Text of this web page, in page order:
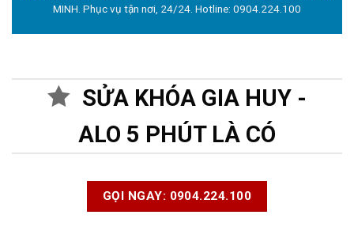
MINH. Phục vụ tận nơi, 24/24. Hotline: 0904.224.100
SỬA KHÓA GIA HUY -
ALO 5 PHÚT LÀ CÓ
GỌI NGAY: 0904.224.100